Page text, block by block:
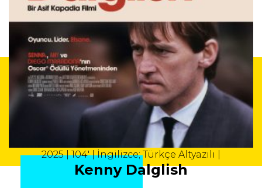
2025 | 104' | İngilizce; Türkçe Altyazılı |
Kenny Dalglish